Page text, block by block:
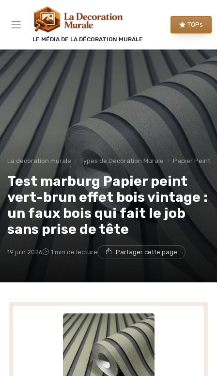
LE MÉDIA DE LA DÉCORATION MURALE
TOPs
La decoration murale Types de Décoration Murale Papier Peint
Test marburg Papier peint
vert-brun effet bois vintage :
un faux bois qui fait le job
sans prise de tête
19 juin 2026 1 min de lecture Partager cette page
Panneau de gestion des cookies